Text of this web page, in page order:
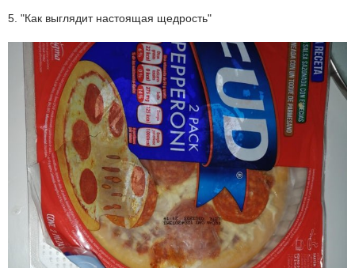
5. "Как выглядит настоящая щедрость"